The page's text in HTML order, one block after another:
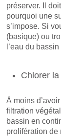
préserver. Il
pourquoi une
s’impose. Si
(basique) ou
l’eau du
Chlorer
À moins
filtration
bassin en
prolifération de